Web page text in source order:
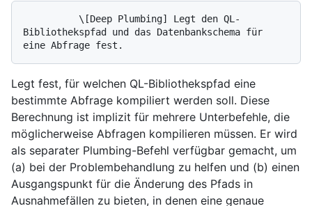
Bibliothekspfad und das Datenbankschema für
Legt fest, für welchen QL-Bibliothekspfad eine
bestimmte Abfrage kompiliert werden soll. Diese
Berechnung ist implizit für mehrere Unterbefehle, die
möglicherweise Abfragen kompilieren müssen. Er wird
als separater Plumbing-Befehl verfügbar gemacht, um
(a) bei der Problembehandlung zu helfen und (b) einen
Ausgangspunkt für die Änderung des Pfads in
Ausnahmefällen zu bieten, in denen eine genaue